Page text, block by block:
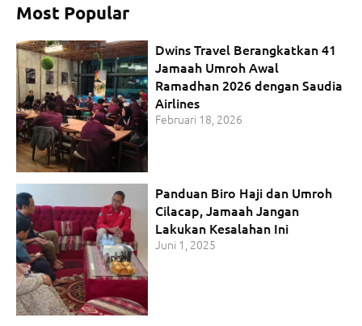
Most Popular
Dwins Travel Berangkatkan 41
Jamaah Umroh Awal
Ramadhan 2026 dengan Saudia
Airlines
Februari 18, 2026
Panduan Biro Haji dan Umroh
Cilacap, Jamaah Jangan
Lakukan Kesalahan Ini
Juni 1, 2025